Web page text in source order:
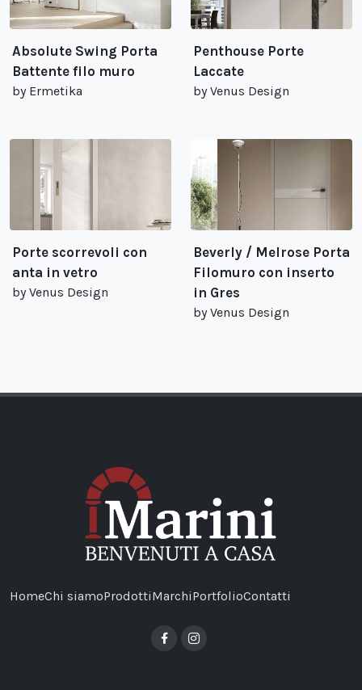
Absolute Swing Porta
Battente filo muro
by Ermetika
Penthouse Porte
Laccate
by Venus Design
Porte scorrevoli con
anta in vetro
by Venus Design
Beverly / Melrose Porta
Filomuro con inserto
in Gres
by Venus Design
HomeChi siamoProdottiMarchiPortfolioContatti